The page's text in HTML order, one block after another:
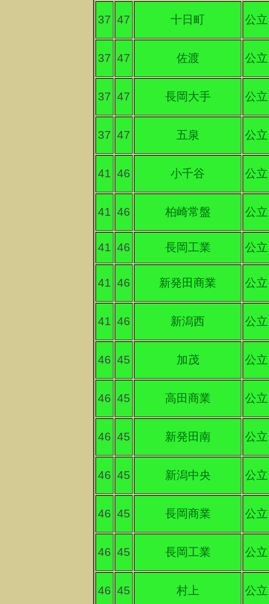
37 47 十日町 公立
37 47 佐渡 公立
37 47 長岡大手 公立
37 47 五泉 公立
41 46 小千谷 公立
41 46 柏崎常盤 公立
41 46 長岡工業 公立
41 46 新発田商業 公立
41 46 新潟西 公立
46 45 加茂 公立
46 45 高田商業 公立
46 45 新発田南 公立
46 45 新潟中央 公立
46 45 長岡商業 公立
46 45 長岡工業 公立
46 45 村上 公立